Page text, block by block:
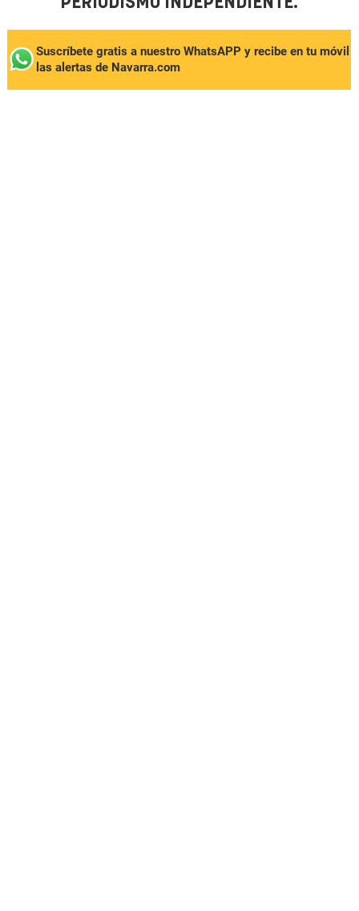
Suscríbete gratis a nuestro WhatsAPP y recibe en tu móvil
las alertas de Navarra.com